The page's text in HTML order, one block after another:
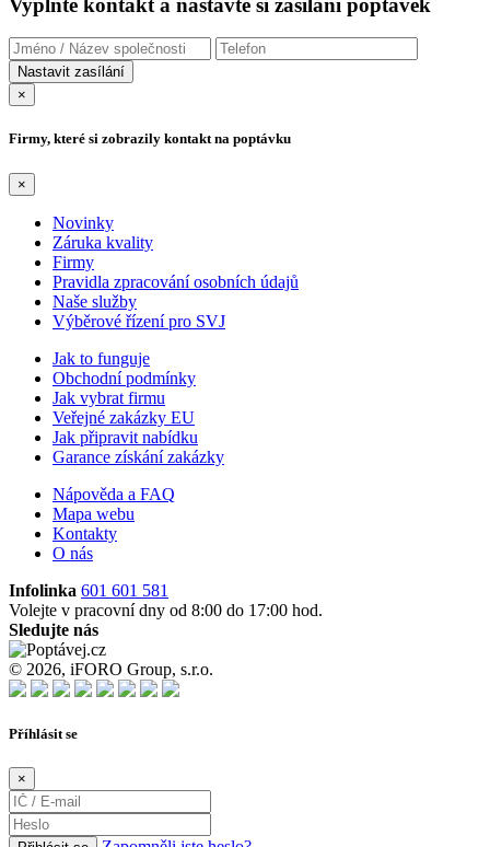
×
Firmy, které si zobrazily kontakt na poptávku
×
Novinky
Záruka kvality
Firmy
Pravidla zpracování osobních údajů
Naše služby
Výběrové řízení pro SVJ
Jak to funguje
Obchodní podmínky
Jak vybrat firmu
Veřejné zakázky EU
Jak připravit nabídku
Garance získání zakázky
Nápověda a FAQ
Mapa webu
Kontakty
O nás
Infolinka 601 601 581
Volejte v pracovní dny od 8:00 do 17:00 hod.
Sledujte nás
© 2026, iFORO Group, s.r.o.
Příhlásit se
×